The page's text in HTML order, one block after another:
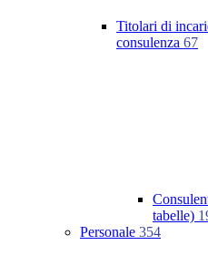
Titolari di
consulenza 67
tabelle)
Personale 354